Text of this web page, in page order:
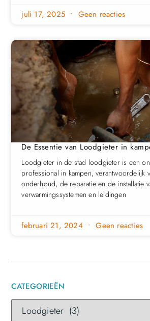
juli 17, 2025 Geen reacties
De Essentie van Loodgieter in
Loodgieter in de stad loodgieter is een
professional in kampen, verantwoordelijk
onderhoud, de reparatie en de installatie
verwarmingssystemen en leidingen
februari 21, 2024 Geen reacties
CATEGORIEËN